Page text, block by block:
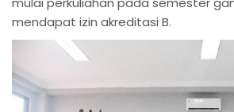
mendapat izin akreditasi B.